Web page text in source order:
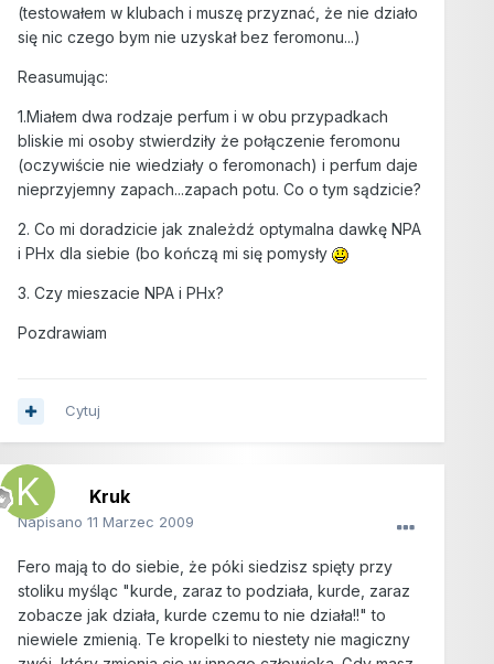
(testowałem w klubach i muszę przyznać, że nie działo
się nic czego bym nie uzyskał bez feromonu...)
Reasumując:
1.Miałem dwa rodzaje perfum i w obu przypadkach
bliskie mi osoby stwierdziły że połączenie feromonu
(oczywiście nie wiedziały o feromonach) i perfum daje
nieprzyjemny zapach...zapach potu. Co o tym sądzicie?
2. Co mi doradzicie jak znależdź optymalna dawkę NPA
i PHx dla siebie (bo kończą mi się pomysły
3. Czy mieszacie NPA i PHx?
Pozdrawiam
Cytuj
Kruk
Napisano 11 Marzec 2009
Fero mają to do siebie, że póki siedzisz spięty przy
stoliku myśląc "kurde, zaraz to podziała, kurde, zaraz
zobacze jak działa, kurde czemu to nie działa!!" to
niewiele zmienią. Te kropelki to niestety nie magiczny